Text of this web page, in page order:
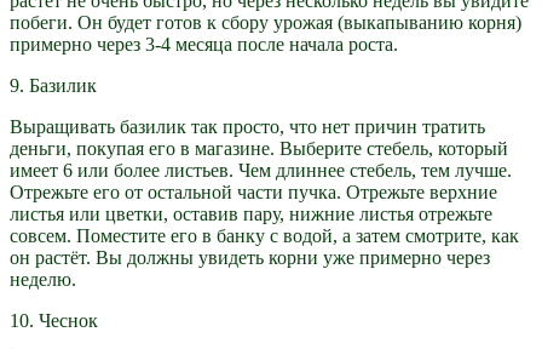
побеги. Он будет готов к сбору урожая (выкапыванию корня)
примерно через 3-4 месяца после начала роста.
9. Базилик
Выращивать базилик так просто, что нет причин тратить
деньги, покупая его в магазине. Выберите стебель, который
имеет 6 или более листьев. Чем длиннее стебель, тем лучше.
Отрежьте его от остальной части пучка. Отрежьте верхние
листья или цветки, оставив пару, нижние листья отрежьте
совсем. Поместите его в банку с водой, а затем смотрите, как
он растёт. Вы должны увидеть корни уже примерно через
неделю.
10. Чеснок